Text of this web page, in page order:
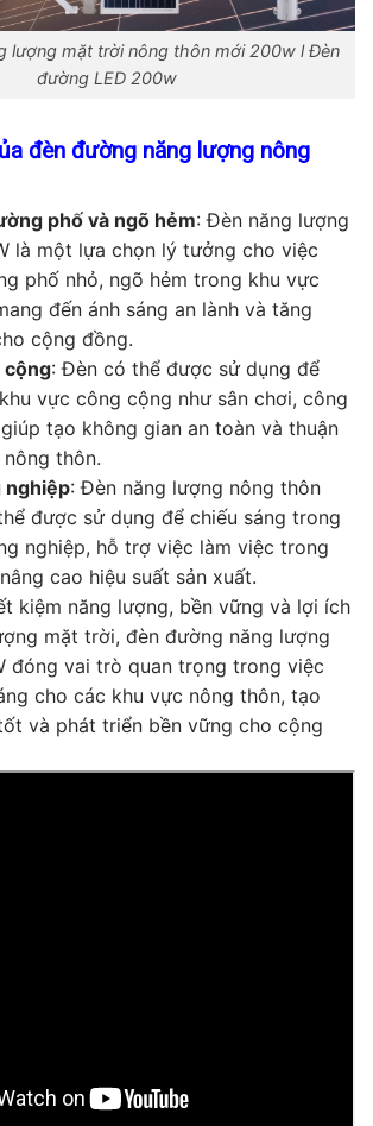
lượng mặt trời nông thôn mới 200w l Đèn
đường LED 200w
đèn đường năng lượng nông
phố và ngõ hẻm: Đèn năng lượng
là một lựa chọn lý tưởng cho việc
phố nhỏ, ngõ hẻm trong khu vực
đến ánh sáng an lành và tăng
cộng đồng.
cộng: Đèn có thể được sử dụng để
vực công cộng như sân chơi, công
tạo không gian an toàn và thuận
thôn.
nghiệp: Đèn năng lượng nông thôn
được sử dụng để chiếu sáng trong
nghiệp, hỗ trợ việc làm việc trong
cao hiệu suất sản xuất.
kiệm năng lượng, bền vững và lợi ích
mặt trời, đèn đường năng lượng
đóng vai trò quan trọng trong việc
cho các khu vực nông thôn, tạo
và phát triển bền vững cho cộng